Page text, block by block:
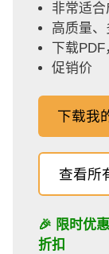
非常适
高质量
下载
促销价
下载我
查看所
🎉 限时优
折扣